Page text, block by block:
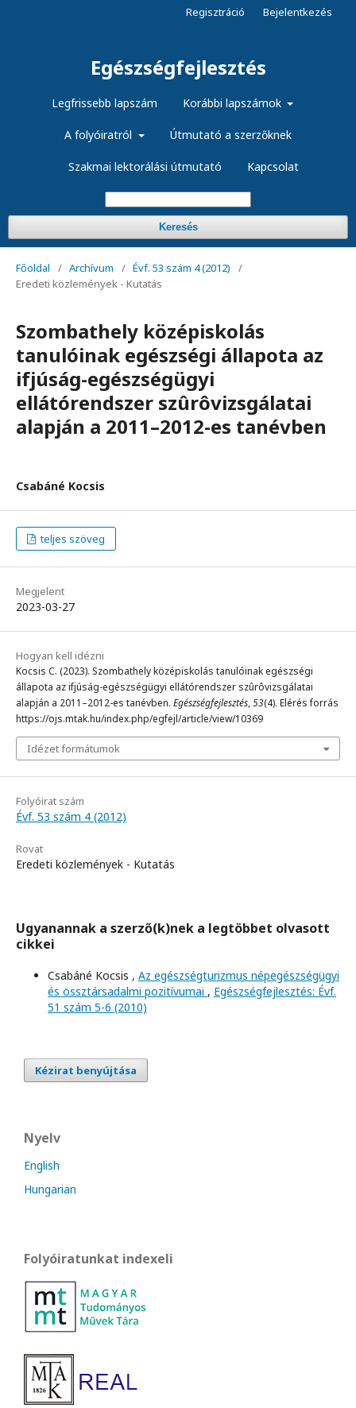
Egészségfejlesztés
Legfrissebb lapszám Korábbi lapszámok
A folyóiratról Útmutató a szerzőknek
Szakmai lektorálási útmutató Kapcsolat
Keresés
Regisztráció Bejelentkezés
Főoldal / Archívum / Évf. 53 szám 4 (2012)
/
Eredeti közlemények - Kutatás
Szombathely középiskolás
tanulóinak egészségi állapota az
ifjúság-egészségügyi
ellátórendszer szûrôvizsgálatai
alapján a 2011–2012-es tanévben
Csabáné Kocsis
teljes szöveg
Megjelent
2023-03-27
Hogyan kell idézni
Kocsis C. (2023). Szombathely középiskolás tanulóinak egészségi
állapota az ifjúság-egészségügyi ellátórendszer szûrôvizsgálatai
alapján a 2011–2012-es tanévben. Egészségfejlesztés,53(4). Elérés forrás
https://ojs.mtak.hu/index.php/egfejl/article/view/10369
Idézet formátumok
Folyóirat szám
Évf. 53 szám 4 (2012)
Rovat
Eredeti közlemények - Kutatás
Ugyanannak a szerző(k)nek a legtöbbet olvasott
cikkei
Csabáné Kocsis , Az egészségturizmus népegészségügyi
és össztársadalmi pozitívumai , Egészségfejlesztés: Évf.
51 szám 5-6 (2010)
Kézirat benyújtása
Nyelv
English
Hungarian
Folyóiratunkat indexeli